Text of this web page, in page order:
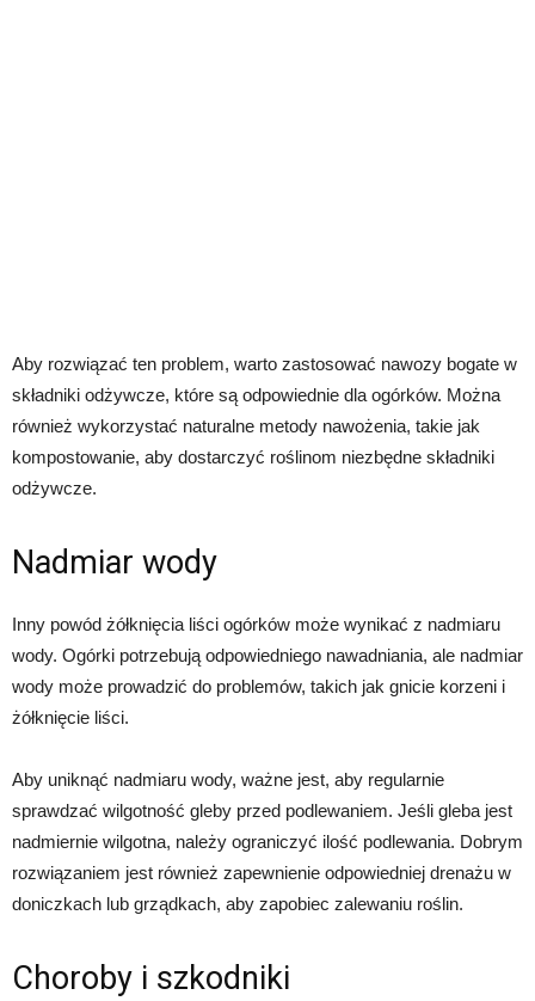
Aby rozwiązać ten problem, warto zastosować nawozy bogate w
składniki odżywcze, które są odpowiednie dla ogórków. Można
również wykorzystać naturalne metody nawożenia, takie jak
kompostowanie, aby dostarczyć roślinom niezbędne składniki
odżywcze.
Nadmiar wody
Inny powód żółknięcia liści ogórków może wynikać z nadmiaru
wody. Ogórki potrzebują odpowiedniego nawadniania, ale nadmiar
wody może prowadzić do problemów, takich jak gnicie korzeni i
żółknięcie liści.
Aby uniknąć nadmiaru wody, ważne jest, aby regularnie
sprawdzać wilgotność gleby przed podlewaniem. Jeśli gleba jest
nadmiernie wilgotna, należy ograniczyć ilość podlewania. Dobrym
rozwiązaniem jest również zapewnienie odpowiedniej drenażu w
doniczkach lub grządkach, aby zapobiec zalewaniu roślin.
Choroby i szkodniki